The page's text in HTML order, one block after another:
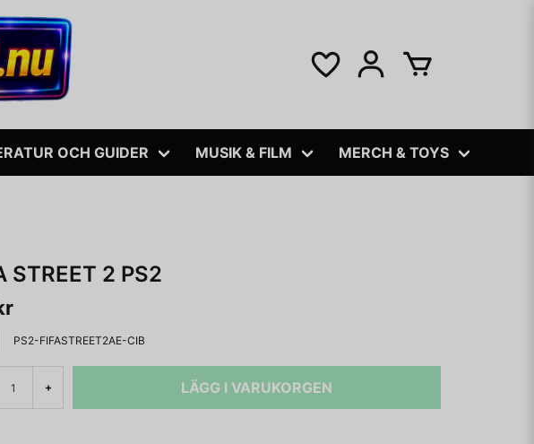
OCH GUIDER MUSIK & FILM MERCH & TOYS
STREET 2 PS2
PS2-FIFASTREET2AE-CIB
+ LÄGG I VARUKORGEN